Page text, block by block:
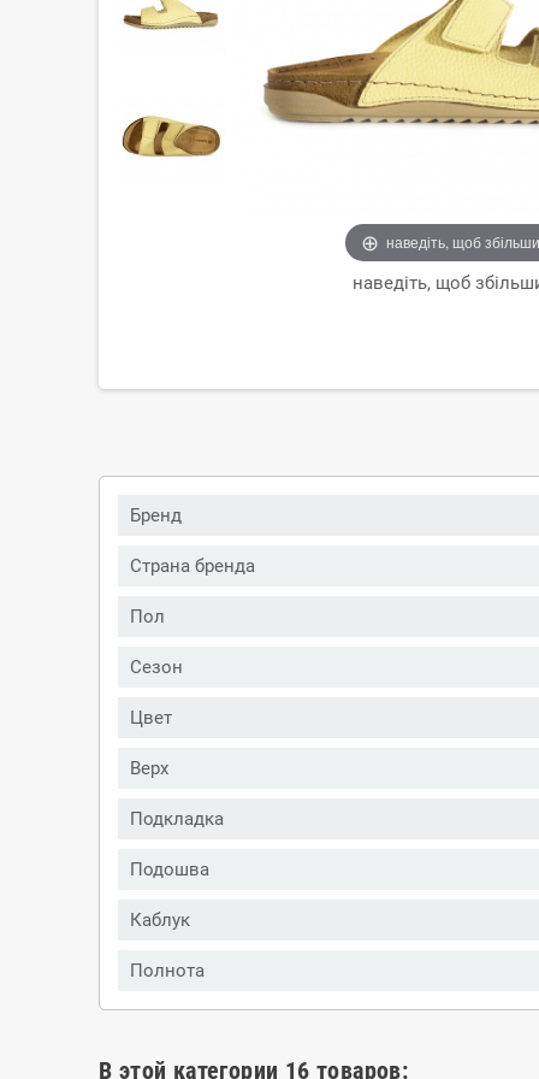
наведіть, щоб
наведіть, щоб
Бренд
Страна бренда
Пол
Сезон
Цвет
Верх
Подкладка
Подошва
Каблук
Полнота
В этой категории 16 товаров: